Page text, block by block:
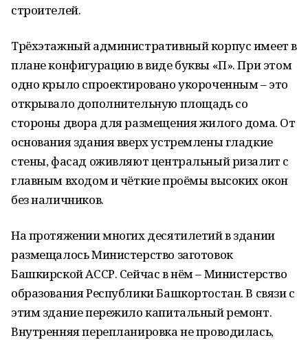
строителей.
Трёхэтажный административный корпус имеет в
плане конфигурацию в виде буквы «П». При этом
одно крыло спроектировано укороченным – это
открывало дополнительную площадь со
стороны двора для размещения жилого дома. От
основания здания вверх устремлены гладкие
стены, фасад оживляют центральный ризалит с
главным входом и чёткие проёмы высоких окон
без наличников.
На протяжении многих десятилетий в здании
размещалось Министерство заготовок
Башкирской АССР. Сейчас в нём – Министерство
образования Республики Башкортостан. В связи с
этим здание пережило капитальный ремонт.
Внутренняя перепланировка не проводилась,